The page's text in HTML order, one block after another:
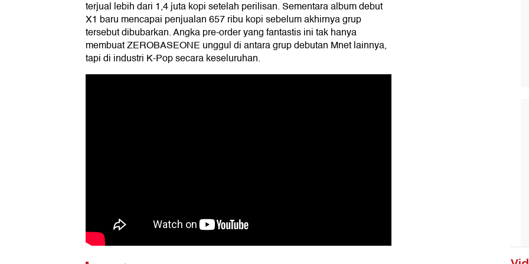
terjual lebih dari 1,4 juta kopi setelah perilisan. Sementara album debut
X1 baru mencapai penjualan 657 ribu kopi sebelum akhirnya grup
tersebut dibubarkan. Angka pre-order yang fantastis ini tak hanya
membuat ZEROBASEONE unggul di antara grup debutan Mnet lainnya,
tapi di industri K-Pop secara keseluruhan.